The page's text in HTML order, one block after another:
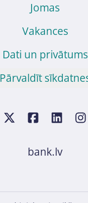
Jomas
Vakances
Dati un privātums
Pārvaldīt
bank.lv